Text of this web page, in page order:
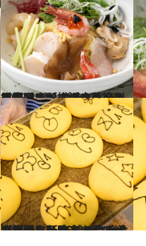
2023.8.11
ホテルニューグランド副総支配人が プライベートで食べ歩く横浜中華街と 馬車道でおすすめの冷たい麺【3選】
グルメ
2022.12.21
【横浜・元町＆山手でパン屋巡り】 老舗のウチキパンから新店まで 合わせて行きたいカフェもご紹介！
旅＆お出かけ